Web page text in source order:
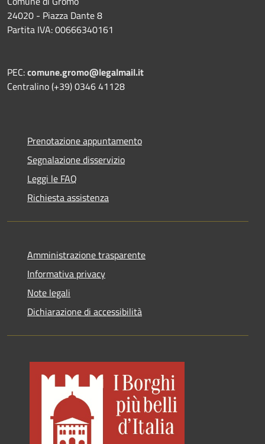
24020 - Piazza Dante 8
Partita IVA: 00666340161
PEC:comune.gromo@legalmail.it
Centralino (+39) 0346 41128
Prenotazione appuntamento
Segnalazione disservizio
Leggi le FAQ
Richiesta assistenza
Amministrazione trasparente
Informativa privacy
Note legali
Dichiarazione di accessibilità